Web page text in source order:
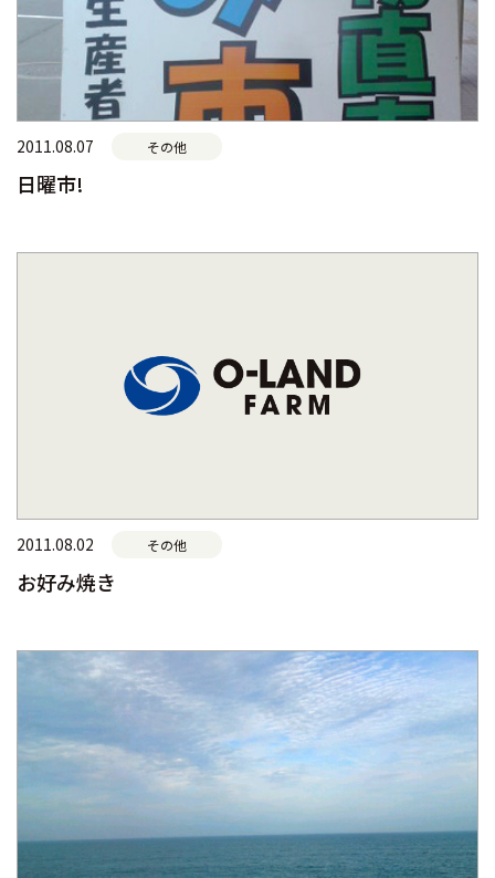
2011.08.07 その他
日曜市!
2011.08.02 その他
お好み焼き